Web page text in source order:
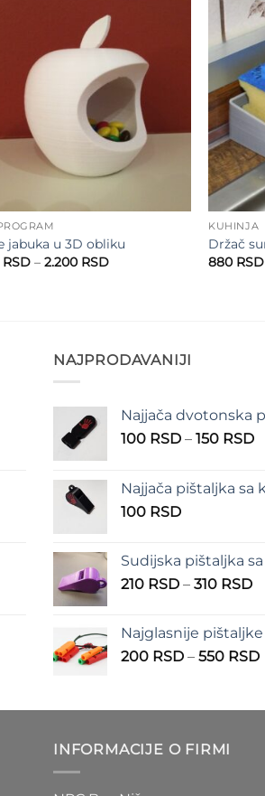
wishlist
jabuka u 3D obliku
RSD – 2.200 RSDRaspon
KUHINJA
Držač
880 RSD
NAJPRODAVANIJI
Najjača dvotonska
100 RSD – 150 RSD
Najjača pištaljka sa
100 RSD
Sudijska pištaljka
210 RSD – 310 RSD
do
Najglasnije pištaljke
200 RSD – 550 RSD
INFORMACIJE O FIRMI